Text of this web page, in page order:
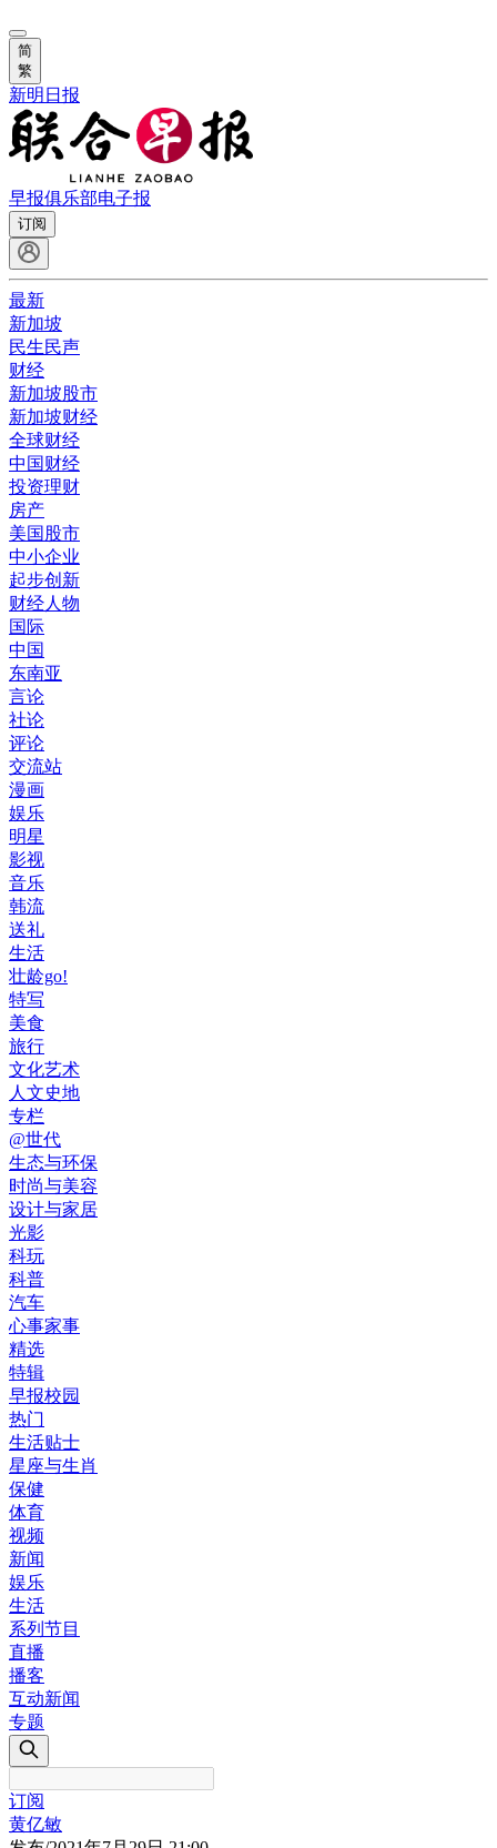
简
繁
新明日报
早报俱乐部电子报
订阅
最新
新加坡
民生民声
财经
新加坡股市
新加坡财经
全球财经
中国财经
投资理财
房产
美国股市
中小企业
起步创新
财经人物
国际
中国
东南亚
言论
社论
评论
交流站
漫画
娱乐
明星
影视
音乐
韩流
送礼
生活
壮龄go!
特写
美食
旅行
文化艺术
人文史地
专栏
@世代
生态与环保
时尚与美容
设计与家居
光影
科玩
科普
汽车
心事家事
精选
特辑
早报校园
热门
生活贴士
星座与生肖
保健
体育
视频
新闻
娱乐
生活
系列节目
直播
播客
互动新闻
专题
订阅
黄亿敏